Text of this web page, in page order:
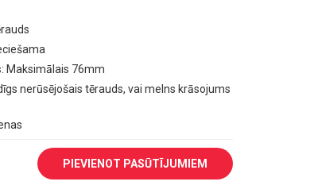
: Maksimālais 76mm
nerūsējošais tērauds, vai melns krāsojums
PIEVIENOT PASŪTĪJUMIEM